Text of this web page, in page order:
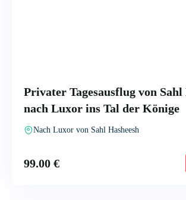
Privater Tagesausflug von Sahl
nach Luxor ins Tal der Könige
Nach Luxor von Sahl Hasheesh
99.00 €